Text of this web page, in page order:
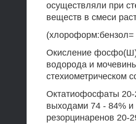
осуществляли при
веществ в смеси
(хлороформ:бензол=
Окисление
водорода и
стехиометрическом
Октатиофосфаты
выходами 74 - 84% и
резорцинаренов 20-